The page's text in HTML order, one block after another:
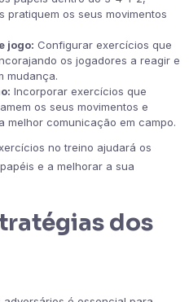
pratiquem os seus movimentos
jogo: Configurar exercícios que
os jogadores a reagir e
mudança.
Incorporar exercícios que
os seus movimentos e
melhor comunicação em campo.
no treino ajudará os
e a melhorar a sua
dos